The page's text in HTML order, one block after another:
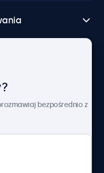
bezpośrednio z